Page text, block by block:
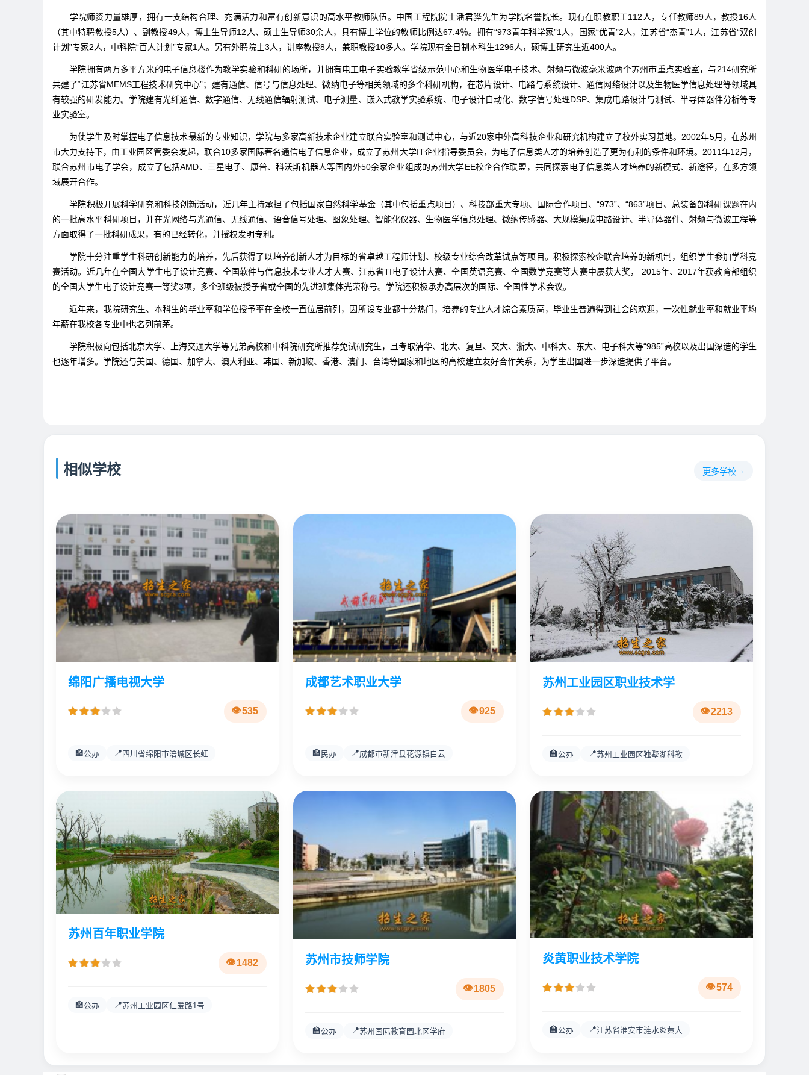
学院师资力量雄厚，拥有一支结构合理、充满活力和富有创新意识的高水平教师队伍。中国工程院院士潘君骅先生为学院名誉院长。现有在职教职工112人，专任教师89人，教授16人
（其中特聘教授5人）、副教授49人，博士生导师12人、硕士生导师30余人，具有博士学位的教师比例达67.4％。拥有“973青年科学家”1人，国家“优青”2人，江苏省“杰青”1人，江苏省“双创
计划”专家2人，中科院“百人计划”专家1人。另有外聘院士3人，讲座教授8人，兼职教授10多人。学院现有全日制本科生1296人，硕博士研究生近400人。
学院拥有两万多平方米的电子信息楼作为教学实验和科研的场所，并拥有电工电子实验教学省级示范中心和生物医学电子技术、射频与微波毫米波两个苏州市重点实验室，与214研究所
共建了“江苏省MEMS工程技术研究中心”；建有通信、信号与信息处理、微纳电子等相关领域的多个科研机构，在芯片设计、电路与系统设计、通信网络设计以及生物医学信息处理等领域具
有较强的研发能力。学院建有光纤通信、数字通信、无线通信辐射测试、电子测量、嵌入式教学实验系统、电子设计自动化、数字信号处理DSP、集成电路设计与测试、半导体器件分析等专
业实验室。
为使学生及时掌握电子信息技术最新的专业知识，学院与多家高新技术企业建立联合实验室和测试中心，与近20家中外高科技企业和研究机构建立了校外实习基地。2002年5月，在苏州
市大力支持下，由工业园区管委会发起，联合10多家国际著名通信电子信息企业，成立了苏州大学IT企业指导委员会，为电子信息类人才的培养创造了更为有利的条件和环境。2011年12月，
联合苏州市电子学会，成立了包括AMD、三星电子、康普、科沃斯机器人等国内外50余家企业组成的苏州大学EE校企合作联盟，共同探索电子信息类人才培养的新模式、新途径，在多方领
域展开合作。
学院积极开展科学研究和科技创新活动，近几年主持承担了包括国家自然科学基金（其中包括重点项目）、科技部重大专项、国际合作项目、“973”、“863”项目、总装备部科研课题在内
的一批高水平科研项目，并在光网络与光通信、无线通信、语音信号处理、图象处理、智能化仪器、生物医学信息处理、微纳传感器、大规模集成电路设计、半导体器件、射频与微波工程等
方面取得了一批科研成果，有的已经转化，并授权发明专利。
学院十分注重学生科研创新能力的培养，先后获得了以培养创新人才为目标的省卓越工程师计划、校级专业综合改革试点等项目。积极探索校企联合培养的新机制，组织学生参加学科竞
赛活动。近几年在全国大学生电子设计竞赛、全国软件与信息技术专业人才大赛、江苏省TI电子设计大赛、全国英语竞赛、全国数学竞赛等大赛中屡获大奖， 2015年、2017年获教育部组织
的全国大学生电子设计竞赛一等奖3项，多个班级被授予省或全国的先进班集体光荣称号。学院还积极承办高层次的国际、全国性学术会议。
近年来，我院研究生、本科生的毕业率和学位授予率在全校一直位居前列，因所设专业都十分热门，培养的专业人才综合素质高，毕业生普遍得到社会的欢迎，一次性就业率和就业平均
年薪在我校各专业中也名列前茅。
学院积极向包括北京大学、上海交通大学等兄弟高校和中科院研究所推荐免试研究生，且考取清华、北大、复旦、交大、浙大、中科大、东大、电子科大等“985”高校以及出国深造的学生
也逐年增多。学院还与美国、德国、加拿大、澳大利亚、韩国、新加坡、香港、澳门、台湾等国家和地区的高校建立友好合作关系，为学生出国进一步深造提供了平台。
相似学校 更多学校
绵阳广播电视大学
535
🏫公办 📍 四川省绵阳市涪城区长虹
成都艺术职业大学
925
🏫 民办 📍成都市新津县花源镇白云
苏州工业园区职业技术学
2213
🏫公办 📍苏州工业园区独墅湖科教
苏州百年职业学院
1482
🏫公办 📍苏州工业园区仁爱路1号
苏州市技师学院
1805
🏫公办 📍苏州国际教育园北区学府
炎黄职业技术学院
574
🏫公办 📍江苏省淮安市涟水炎黄大